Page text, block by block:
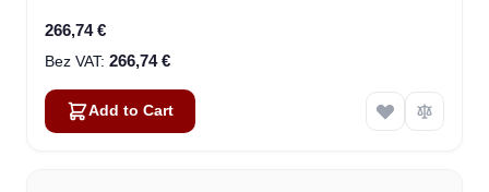
266,74 €
266,74 €
Add to Cart